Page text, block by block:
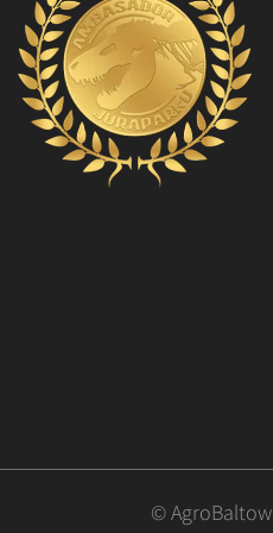
© AgroBaltow